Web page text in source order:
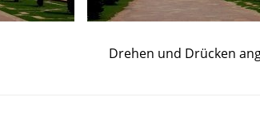
Drehen und Drücken